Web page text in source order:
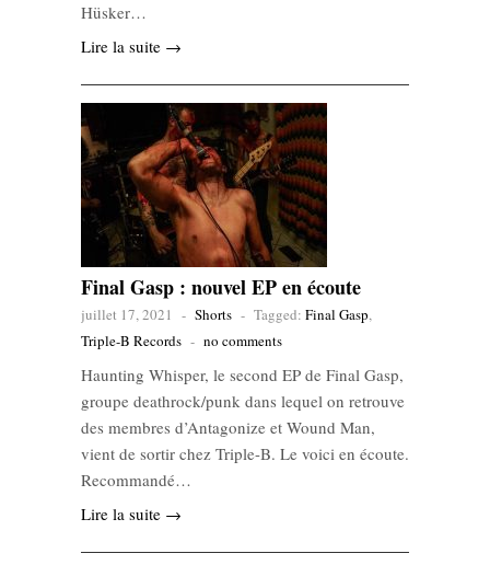
Hüsker…
Lire la suite →
Final Gasp : nouvel EP en écoute
juillet 17, 2021 - Shorts - Tagged: Final Gasp,
Triple-B Records - no comments
Haunting Whisper, le second EP de Final Gasp,
groupe deathrock/punk dans lequel on retrouve
des membres d’Antagonize et Wound Man,
vient de sortir chez Triple-B. Le voici en écoute.
Recommandé…
Lire la suite →